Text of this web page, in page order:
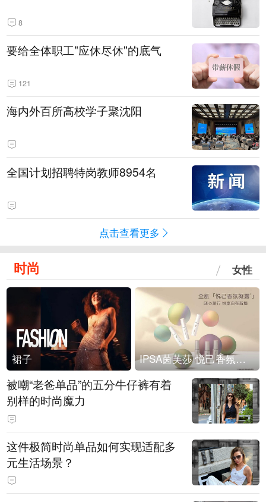
8
要给全体职工"应休尽休"的底气
121
海内外百所高校学子聚沈阳
全国计划招聘特岗教师8954名
点击查看更多
时尚 女性
裙子 IPSA茵芙莎 悦己香氛凝露上市
被嘲“老爸单品”的五分牛仔裤有着
别样的时尚魔力
这件极简时尚单品如何实现适配多
元生活场景？